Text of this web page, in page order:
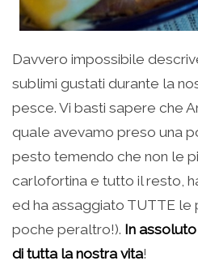
Davvero impossibile
sublimi gustati durante la
pesce. Vi basti sapere che
quale avevamo preso una
pesto temendo che non le
carlofortina e tutto il resto,
ed ha assaggiato TUTTE
poche peraltro!). In
di tutta la nostra vita!